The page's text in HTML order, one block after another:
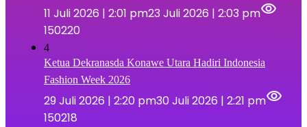
11 Juli 2026 | 2:01 pm23 Juli 2026 | 2:03 pm
150220
4
Ketua Dekranasda Konawe Utara Hadiri Indonesia
Fashion Week 2026
29 Juli 2026 | 2:20 pm30 Juli 2026 | 2:21 pm
150218